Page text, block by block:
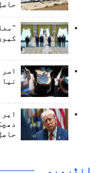
انٹرويو